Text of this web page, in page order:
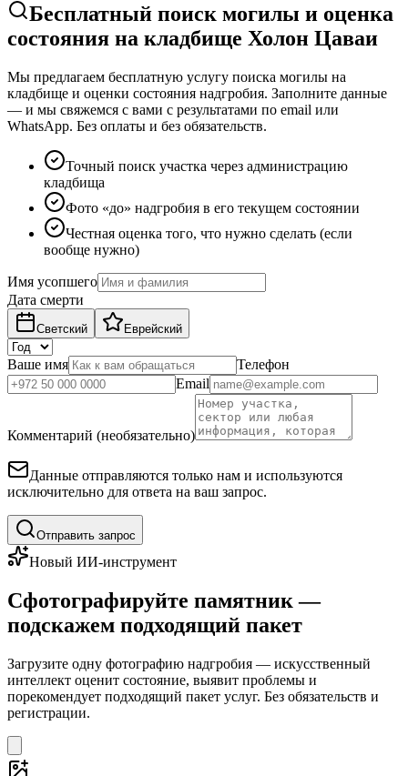
Бесплатный поиск могилы и оценка
состояния на кладбище Холон Цаваи
Мы предлагаем бесплатную услугу поиска могилы на
кладбище и оценки состояния надгробия. Заполните данные
— и мы свяжемся с вами с результатами по email или
WhatsApp. Без оплаты и без обязательств.
Точный поиск участка через администрацию
кладбища
Фото «до» надгробия в его текущем состоянии
Честная оценка того, что нужно сделать (если
вообще нужно)
Имя усопшего
Дата смерти
Светский Еврейский
Ваше имя
Телефон
Email
Комментарий (необязательно)
Данные отправляются только нам и используются
исключительно для ответа на ваш запрос.
Отправить запрос
Новый ИИ-инструмент
Сфотографируйте памятник —
подскажем подходящий пакет
Загрузите одну фотографию надгробия — искусственный
интеллект оценит состояние, выявит проблемы и
порекомендует подходящий пакет услуг. Без обязательств и
регистрации.